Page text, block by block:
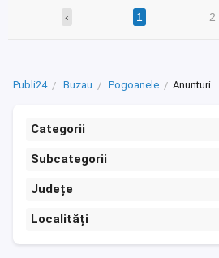
‹ 1 2
Publi24 Buzau Pogoanele Anunturi
Categorii
Subcategorii
Județe
Localități